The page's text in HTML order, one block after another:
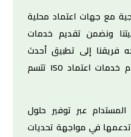
مع جهات اعتماد محلية
ونضمن تقديم خدمات
فريقنا إلى تطبيق أحدث
استراتيجيات أنظمة الإدارة لنقدم خدمات اعتماد ISO تتسم
عبر توفير حلول
في مواجهة تحديات